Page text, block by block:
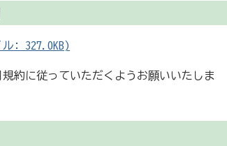
ル: 327.0KB)
約に従っていただくようお願いいたしま